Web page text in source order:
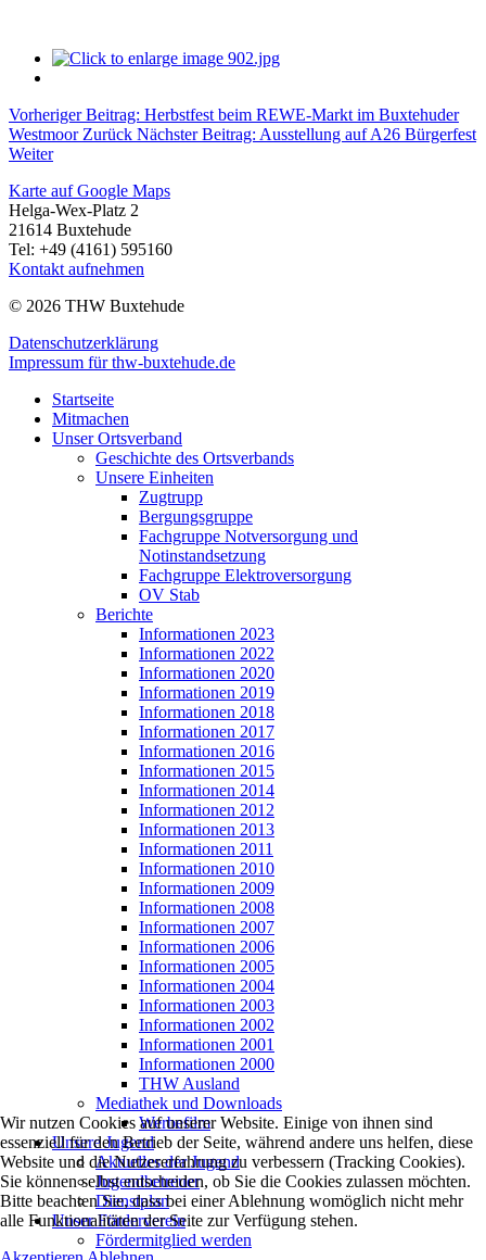
Vorheriger Beitrag: Herbstfest beim REWE-Markt im Buxtehuder
Westmoor Zurück Nächster Beitrag: Ausstellung auf A26 Bürgerfest
Weiter
Karte auf Google Maps
Helga-Wex-Platz 2
21614 Buxtehude
Tel: +49 (4161) 595160
Kontakt aufnehmen
© 2026 THW Buxtehude
Datenschutzerklärung
Impressum für thw-buxtehude.de
Startseite
Mitmachen
Unser Ortsverband
Geschichte des Ortsverbands
Unsere Einheiten
Zugtrupp
Bergungsgruppe
Fachgruppe Notversorgung und
Notinstandsetzung
Fachgruppe Elektroversorgung
OV Stab
Berichte
Informationen 2023
Informationen 2022
Informationen 2020
Informationen 2019
Informationen 2018
Informationen 2017
Informationen 2016
Informationen 2015
Informationen 2014
Informationen 2012
Informationen 2013
Informationen 2011
Informationen 2010
Informationen 2009
Informationen 2008
Informationen 2007
Informationen 2006
Informationen 2005
Informationen 2004
Informationen 2003
Informationen 2002
Informationen 2001
Informationen 2000
THW Ausland
Mediathek und Downloads
Werbefilm
Unsere Jugend
Aktuelles der Jugend
Jugendbetreuer
Dienstplan
Unser Förderverein
Fördermitglied werden
Wir nutzen Cookies auf unserer Website. Einige von ihnen sind
essenziell für den Betrieb der Seite, während andere uns helfen, diese
Website und die Nutzererfahrung zu verbessern (Tracking Cookies).
Sie können selbst entscheiden, ob Sie die Cookies zulassen möchten.
Bitte beachten Sie, dass bei einer Ablehnung womöglich nicht mehr
alle Funktionalitäten der Seite zur Verfügung stehen.